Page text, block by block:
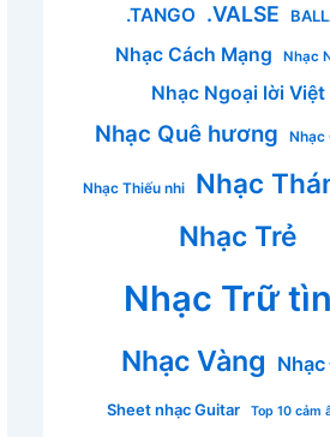
.TANGO .VALSE
Nhạc Cách Mạng Nhạc
Nhạc Ngoại lời Việt
Nhạc Quê hương Nhạc
Nhạc Thiếu nhi Nhạc
Nhạc Trẻ
Nhạc Trữ
Nhạc Vàng
Sheet nhạc Guitar Top 10 cảm